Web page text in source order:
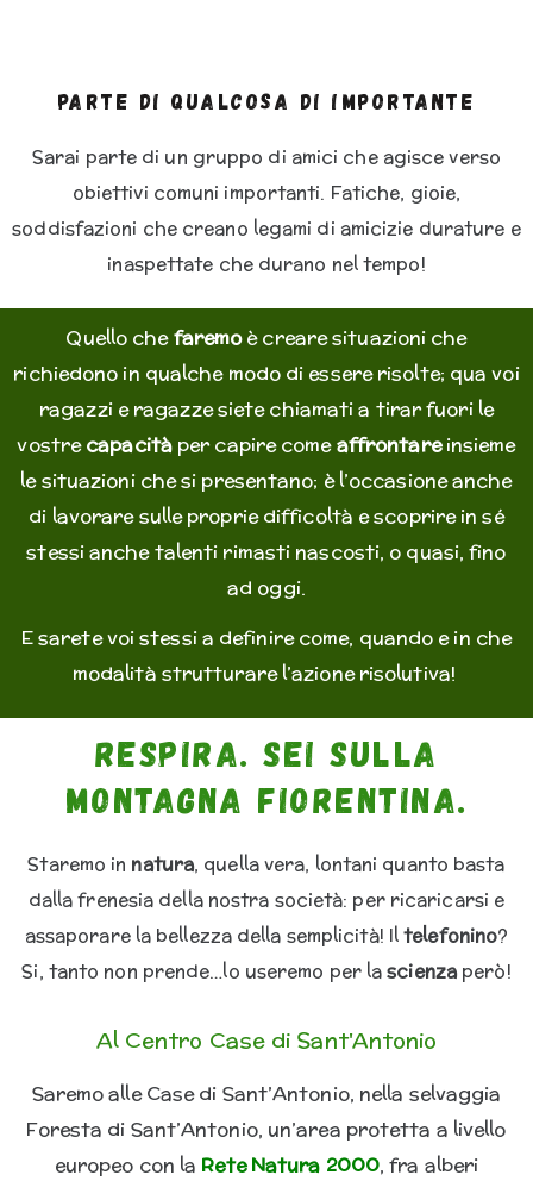
Parte di qualcosa di importante
Sarai parte di un gruppo di amici che agisce verso
obiettivi comuni importanti. Fatiche, gioie,
soddisfazioni che creano legami di amicizie durature e
inaspettate che durano nel tempo!
Quello chefaremoè creare situazioni che
richiedono in qualche modo di essere risolte; qua voi
ragazzi e ragazze siete chiamati a tirar fuori le
vostrecapacità per capire comeaffrontareinsieme
le situazioni che si presentano; è l’occasione anche
di lavorare sulle proprie difficoltà e scoprire in sé
stessi anche talenti rimasti nascosti, o quasi, fino
ad oggi.
E sarete voi stessi a definire come, quando e in che
modalità strutturare l’azione risolutiva!
Respira. Sei sulla
Montagna fiorentina.
Staremo in natura, quella vera, lontani quanto basta
dalla frenesia della nostra società: per ricaricarsi e
assaporare la bellezza della semplicità! Iltelefonino?
Si, tanto non prende…lo useremo per lascienzaperò!
Al Centro Case di Sant'Antonio
Saremo alle Case di Sant’Antonio, nella selvaggia
Foresta di Sant’Antonio, un’area protetta a livello
europeo con la Rete Natura 2000, fra alberi